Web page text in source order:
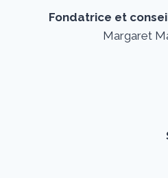
Fondatrice et
Margaret